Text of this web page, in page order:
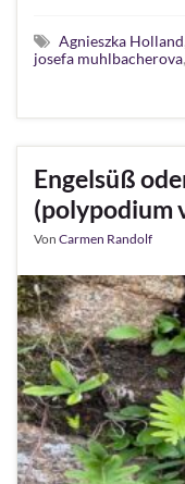
Agnieszka Holland
josefa muhlbacherova,
Engelsüß
(polypodium
Von Carmen Randolf